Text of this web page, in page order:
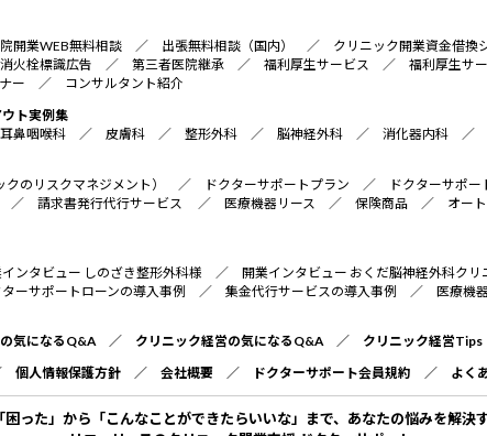
開業WEB無料相談 ／ 出張無料相談（国内） ／ クリニック開業資金借換
消火栓標識広告 ／ 第三者医院継承 ／ 福利厚生サービス ／ 福利厚生サ
ー ／ コンサルタント紹介
ト実例集
耳鼻咽喉科 ／ 皮膚科 ／ 整形外科 ／ 脳神経外科 ／ 消化器内科 ／
のリスクマネジメント） ／ ドクターサポートプラン ／ ドクターサポー
請求書発行代行サービス ／ 医療機器リース ／ 保険商品 ／ オー
ンタビュー しのざき整形外科様 ／ 開業インタビュー おくだ脳神経外科クリ
ーサポートローンの導入事例 ／ 集金代行サービスの導入事例 ／ 医療機
気になるQ&A／ クリニック経営の気になるQ&A／ クリニック経営Tips
個人情報保護方針 ／ 会社概要 ／ ドクターサポート会員規約 ／ よく
った」から「こんなことができたらいいな」まで、あなたの悩みを解決